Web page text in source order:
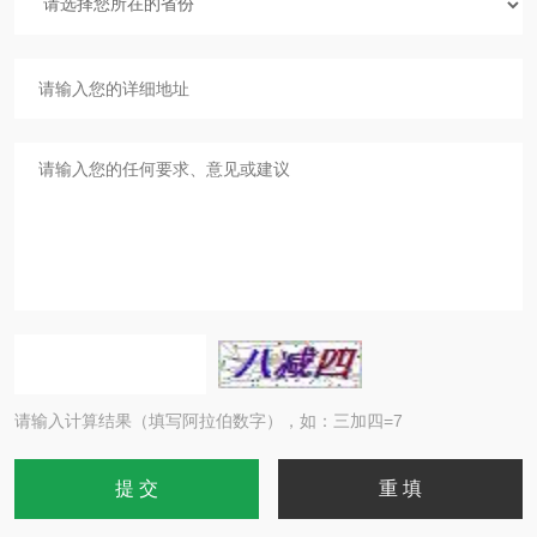
请输入计算结果（填写阿拉伯数字），如：三加四=7